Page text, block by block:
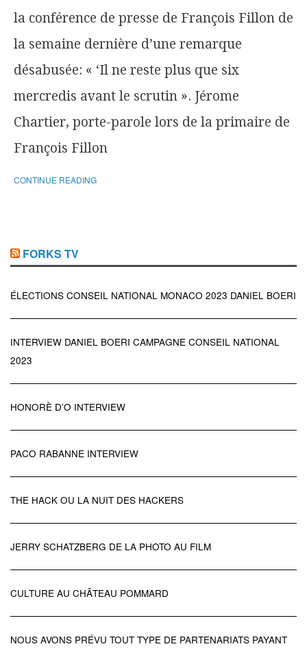
la conférence de presse de François Fillon de
la semaine dernière d’une remarque
désabusée: « ‘Il ne reste plus que six
mercredis avant le scrutin ». Jérome
Chartier, porte-parole lors de la primaire de
François Fillon
CONTINUE READING
FORKS TV
ÉLECTIONS CONSEIL NATIONAL MONACO 2023 DANIEL BOERI
INTERVIEW DANIEL BOERI CAMPAGNE CONSEIL NATIONAL
2023
HONORÈ D’O INTERVIEW
PACO RABANNE INTERVIEW
THE HACK OU LA NUIT DES HACKERS
JERRY SCHATZBERG DE LA PHOTO AU FILM
CULTURE AU CHÂTEAU POMMARD
NOUS AVONS PRÉVU TOUT TYPE DE PARTENARIATS PAYANT